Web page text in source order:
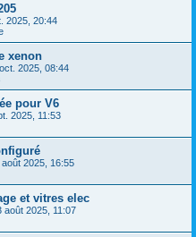
2025, 20:44
xenon
2025, 08:44
pour V6
2025, 11:53
août 2025, 16:55
et vitres elec
août 2025, 11:07